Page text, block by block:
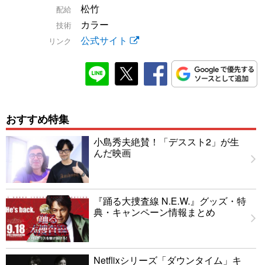
配給 松竹
技術 カラー
リンク 公式サイト
おすすめ特集
小島秀夫絶賛！「デススト2」が生
んだ映画
『踊る大捜査線 N.E.W.』グッズ・特
典・キャンペーン情報まとめ
Netflixシリーズ「ダウンタイム」キ